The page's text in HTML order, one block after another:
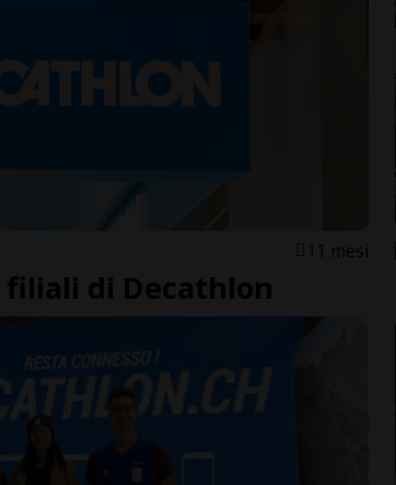
11 mesi
filiali di Decathlon